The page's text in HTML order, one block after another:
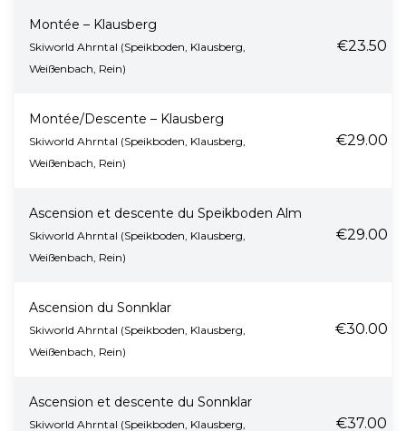
Montée – Klausberg
Skiworld Ahrntal (Speikboden, Klausberg,
Weißenbach, Rein)
€23.50
Montée/Descente – Klausberg
Skiworld Ahrntal (Speikboden, Klausberg,
Weißenbach, Rein)
€29.00
Ascension et descente du Speikboden Alm
Skiworld Ahrntal (Speikboden, Klausberg,
Weißenbach, Rein)
€29.00
Ascension du Sonnklar
Skiworld Ahrntal (Speikboden, Klausberg,
Weißenbach, Rein)
€30.00
Ascension et descente du Sonnklar
Skiworld Ahrntal (Speikboden, Klausberg, €37.00